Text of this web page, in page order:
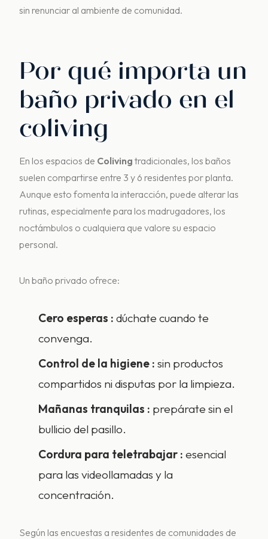
sin renunciar al ambiente de comunidad.
Por qué importa un
baño privado en el
coliving
En los espacios de Coliving tradicionales, los baños
suelen compartirse entre 3 y 6 residentes por planta.
Aunque esto fomenta la interacción, puede alterar las
rutinas, especialmente para los madrugadores, los
noctámbulos o cualquiera que valore su espacio
personal.
Un baño privado ofrece:
Cero esperas : dúchate cuando te
convenga.
Control de la higiene : sin productos
compartidos ni disputas por la limpieza.
Mañanas tranquilas : prepárate sin el
bullicio del pasillo.
Cordura para teletrabajar : esencial
para las videollamadas y la
concentración.
Según las encuestas a residentes de comunidades de